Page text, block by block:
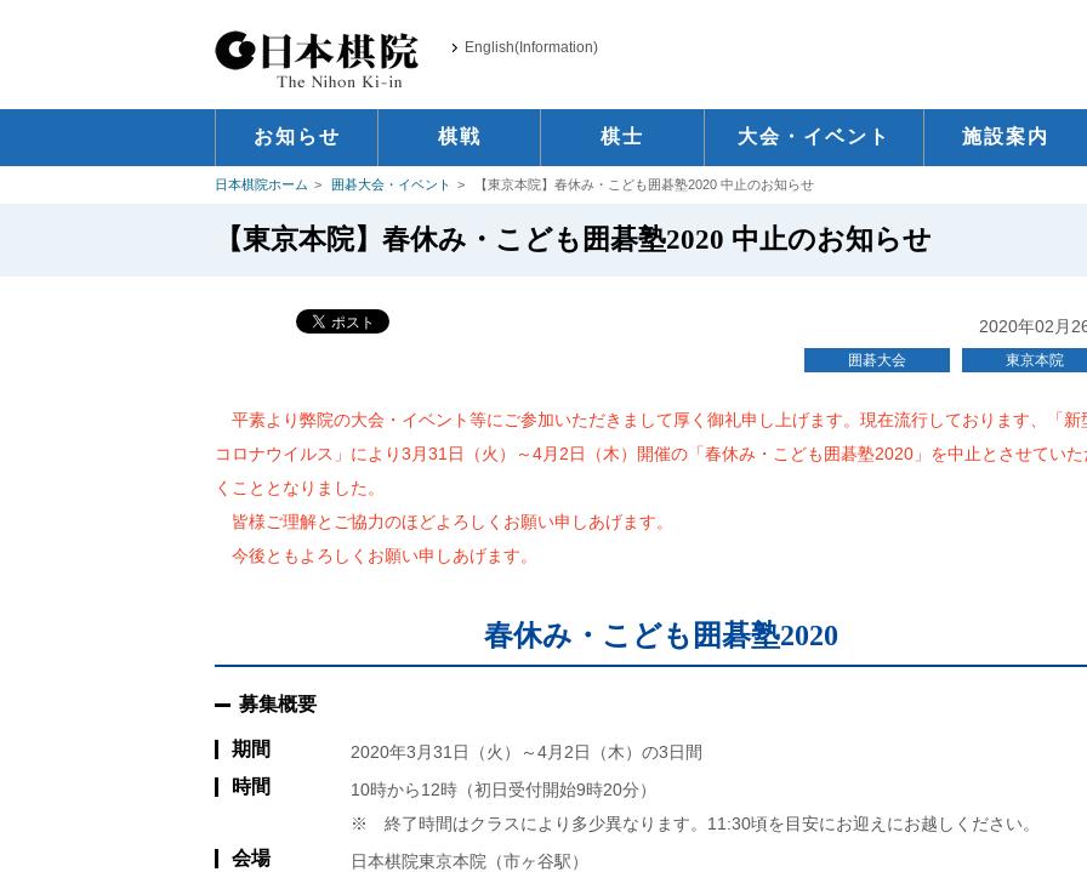
English(Information)
お知らせ 棋戦 棋士 大会・イベント 施設案内
日本棋院ホーム 囲碁大会・イベント 【東京本院】春休み・こども囲碁塾2020 中止のお知らせ
【東京本院】春休み・こども囲碁塾2020 中止のお知らせ
2020年02月
囲碁大会 東京本院
平素より弊院の大会・イベント等にご参加いただきまして厚く御礼申し上げます。現在流行しております、「新
コロナウイルス」により3月31日（火）～4月2日（木）開催の「春休み・こども囲碁塾2020」を中止とさせていた
くこととなりました。
皆様ご理解とご協力のほどよろしくお願い申しあげます。
今後ともよろしくお願い申しあげます。
春休み・こども囲碁塾2020
募集概要
期間 2020年3月31日（火）～4月2日（木）の3日間
時間
10時から12時（初日受付開始9時20分）
※ 終了時間はクラスにより多少異なります。11:30頃を目安にお迎えにお越しください。
会場 日本棋院東京本院（市ヶ谷駅）